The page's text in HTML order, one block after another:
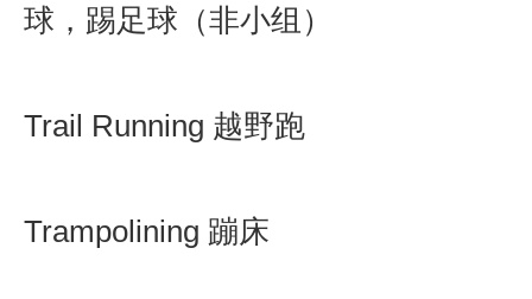
球，踢足球（非小组）
Trail Running 越野跑
Trampolining 蹦床